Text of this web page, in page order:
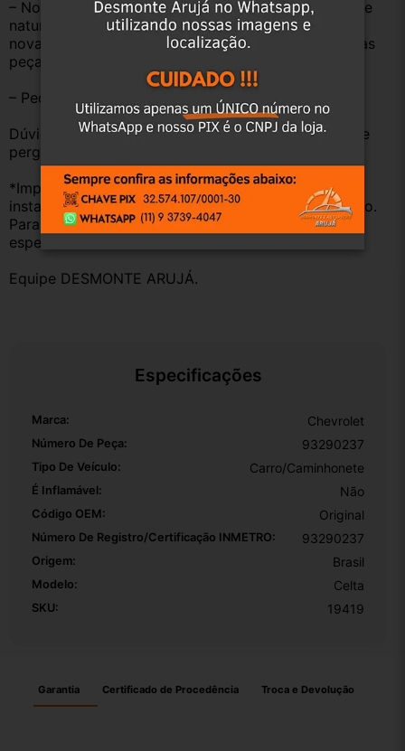
– Nossas peças são USADAS e apresentam desgaste
natural pelo tempo. Peças perfeitas são apenas as
novas e sem uso. No entanto, garantimos que nossas
peças estão em BOM ESTADO e foram testadas.
– Peças são ORIGINAIS USADAS.
Dúvidas sobre uso ou aplicação, utilizar o campo de
perguntas;
*Importante: Não nos responsabilizamos por
instalações inadequadas ou uso indevido do produto.
Para evitar problemas, consulte um profissional
especializado.
Equipe DESMONTE ARUJÁ.
Especificações
Marca: Chevrolet
Número De Peça: 93290237
Tipo De Veículo: Carro/Caminhonete
É Inflamável: Não
Código OEM: Original
Número De Registro/certificação INMETRO: 93290237
Origem: Brasil
Modelo: Celta
SKU: 19419
Garantia Certificado de Procedência Troca e Devolução